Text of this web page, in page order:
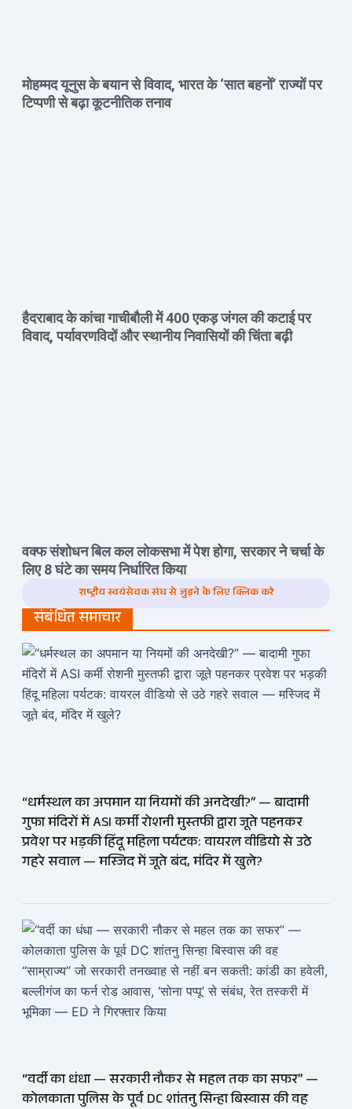
मोहम्मद यूनुस के बयान से विवाद, भारत के ‘सात बहनों’ राज्यों पर
टिप्पणी से बढ़ा कूटनीतिक तनाव
हैदराबाद के कांचा गाचीबौली में 400 एकड़ जंगल की कटाई पर
विवाद, पर्यावरणविदों और स्थानीय निवासियों की चिंता बढ़ी
वक्फ संशोधन बिल कल लोकसभा में पेश होगा, सरकार ने चर्चा के
लिए 8 घंटे का समय निर्धारित किया
राष्ट्रीय स्वयंसेवक संघ से जुड़ने के लिए क्लिक करे
संबंधित समाचार
“धर्मस्थल का अपमान या नियमों की अनदेखी?” — बादामी
गुफा मंदिरों में ASI कर्मी रोशनी मुस्तफी द्वारा जूते पहनकर
प्रवेश पर भड़की हिंदू महिला पर्यटक: वायरल वीडियो से उठे
गहरे सवाल — मस्जिद में जूते बंद, मंदिर में खुले?
“वर्दी का धंधा — सरकारी नौकर से महल तक का सफर” —
कोलकाता पुलिस के पूर्व DC शांतनु सिन्हा बिस्वास की वह